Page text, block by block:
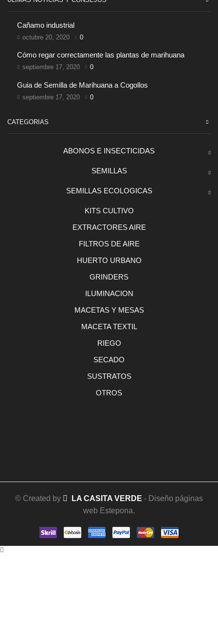
Cañamo industrial
octubre 20, 2020 0
Cómo regar correctamente las plantas de marihuana
septiembre 17, 2020 0
Guia de Semilla de Marihuana a Cogollos
septiembre 17, 2020 0
CATEGORIAS
ABONOS E INSECTICIDAS
SEMILLAS
SEMILLAS ECOLOGICAS
KITS CULTIVO
EXTRACTORES AIRE
FILTROS DE AIRE
HUERTO URBANO
GRINDERS
ILUMINACION
MACETAS Y MESAS
MACETA TEXTIL
RIEGO
SECADO
SUSTRATOS
OTROS
© Created by LA CASITA VERDE - Diseño páginas
web Estepona.